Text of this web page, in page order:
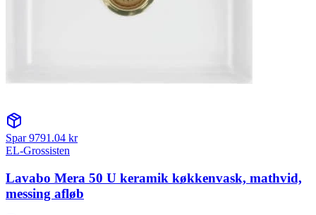
Spar9791.04 kr
EL-Grossisten
Lavabo Mera 50 U keramik køkkenvask, mathvid,
messing afløb